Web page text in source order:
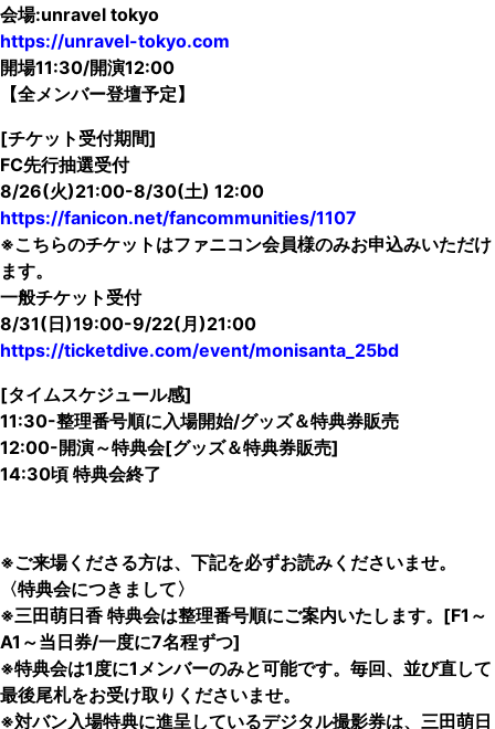
会場:unravel tokyo
https://unravel-tokyo.com
開場11:30/開演12:00
【全メンバー登壇予定】
[チケット受付期間]
FC先行抽選受付
8/26(火)21:00-8/30(土) 12:00
https://fanicon.net/fancommunities/1107
※こちらのチケットはファニコン会員様のみお申込みいただけ
ます。
一般チケット受付
8/31(日)19:00-9/22(月)21:00
https://ticketdive.com/event/monisanta_25bd
[タイムスケジュール感]
11:30-整理番号順に入場開始/グッズ＆特典券販売
12:00-開演～特典会[グッズ＆特典券販売]
14:30頃 特典会終了
※ご来場くださる方は、下記を必ずお読みくださいませ。
〈特典会につきまして〉
※三田萌日香 特典会は整理番号順にご案内いたします。[F1～
A1～当日券/一度に7名程ずつ]
※特典会は1度に1メンバーのみと可能です。毎回、並び直して
最後尾札をお受け取りくださいませ。
※対バン入場特典に進呈しているデジタル撮影券は、三田萌日